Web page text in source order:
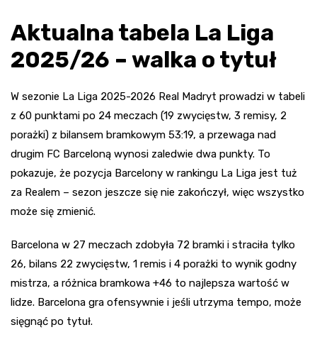
Aktualna tabela La Liga
2025/26 – walka o tytuł
W sezonie La Liga 2025-2026 Real Madryt prowadzi w tabeli
z 60 punktami po 24 meczach (19 zwycięstw, 3 remisy, 2
porażki) z bilansem bramkowym 53:19, a przewaga nad
drugim FC Barceloną wynosi zaledwie dwa punkty. To
pokazuje, że pozycja Barcelony w rankingu La Liga jest tuż
za Realem – sezon jeszcze się nie zakończył, więc wszystko
może się zmienić.
Barcelona w 27 meczach zdobyła 72 bramki i straciła tylko
26, bilans 22 zwycięstw, 1 remis i 4 porażki to wynik godny
mistrza, a różnica bramkowa +46 to najlepsza wartość w
lidze. Barcelona gra ofensywnie i jeśli utrzyma tempo, może
sięgnąć po tytuł.